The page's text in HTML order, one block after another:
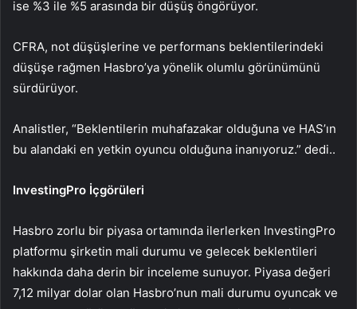
ise %3 ile %5 arasında bir düşüş öngörüyor.
CFRA, not düşüşlerine ve performans beklentilerindeki
düşüşe rağmen Hasbro’ya yönelik olumlu görünümünü
sürdürüyor.
Analistler, “Beklentilerin muhafazakar olduğuna ve HAS’ın
bu alandaki en yetkin oyuncu olduğuna inanıyoruz.” dedi..
InvestingPro İçgörüleri
Hasbro zorlu bir piyasa ortamında ilerlerken InvestingPro
platformu şirketin mali durumu ve gelecek beklentileri
hakkında daha derin bir inceleme sunuyor. Piyasa değeri
7,12 milyar dolar olan Hasbro’nun mali durumu oyuncak ve